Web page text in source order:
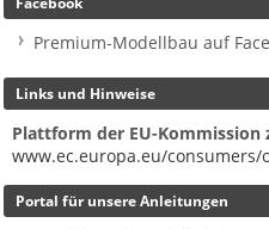
Premium-Modellbau auf
Links und Hinweise
Plattform der EU-Kommission
www.ec.europa.eu/consumers/
Portal für unsere Anleitungen